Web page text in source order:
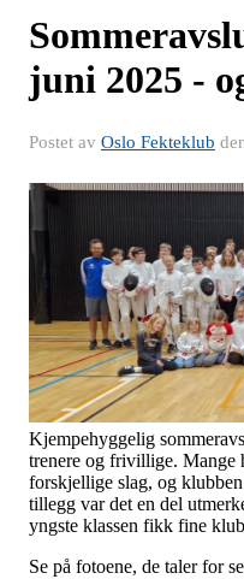
juni 2025 -
Postet av Oslo Fekteklub
Kjempehyggelig
trenere og frivillige. Mange
forskjellige slag, og
tillegg var det en del
yngste klassen fikk fine
Se på fotoene, de taler for